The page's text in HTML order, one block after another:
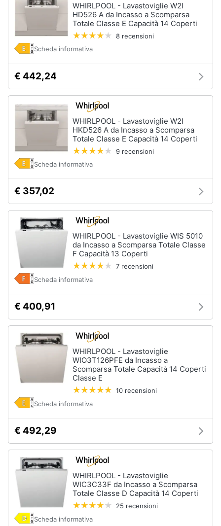
WHIRLPOOL - Lavastoviglie W2I
HD526 A da Incasso a Scomparsa
Totale Classe E Capacità 14 Coperti
8 recensioni
Scheda informativa
€ 442,24
WHIRLPOOL - Lavastoviglie W2I
HKD526 A da Incasso a Scomparsa
Totale Classe E Capacità 14 Coperti
9 recensioni
Scheda informativa
€ 357,02
WHIRLPOOL - Lavastoviglie WIS 5010
da Incasso a Scomparsa Totale Classe
F Capacità 13 Coperti
7 recensioni
Scheda informativa
€ 400,91
WHIRLPOOL - Lavastoviglie
WIO3T126PFE da Incasso a
Scomparsa Totale Capacità 14 Coperti
Classe E
10 recensioni
Scheda informativa
€ 492,29
WHIRLPOOL - Lavastoviglie
WIC3C33F da Incasso a Scomparsa
Totale Classe D Capacità 14 Coperti
25 recensioni
Scheda informativa